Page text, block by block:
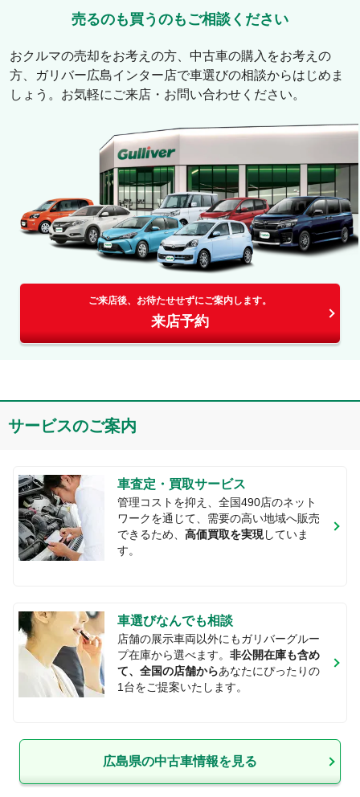
売るのも買うのもご相談ください
おクルマの売却をお考えの方、中古車の購入をお考えの
方、
ガリバー広島インター店で車選びの相談からはじめま
しょう。お気軽にご来店・お問い合わせください。
ご来店後、お待たせせずにご案内します。
来店予約
サービスのご案内
車査定・買取サービス
管理コストを抑え、全国490店のネット
ワークを通じて、需要の高い地域へ販売
できるため、 高価買取を実現していま
す。
車選びなんでも相談
店舗の展示車両以外にもガリバーグルー
プ在庫から選べます。 非公開在庫も含め
て、全国の店舗からあなたにぴったりの
1台をご提案いたします。
広島県の中古車情報を見る